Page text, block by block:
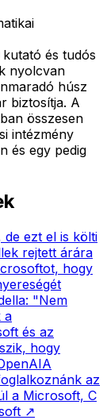
és tudós
nyolcvan
húsz
biztosítja. A
összesen
intézmény
és egy pedig
ezt el is költi
rejtett árára
hogy
"Nem
a
és az
hogy
A
az
a Microsoft, C
↗